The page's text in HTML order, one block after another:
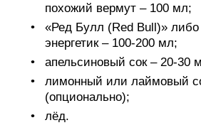
похожий вермут – 100 мл;
«Ред Булл (Red Bull)» либо
энергетик – 100-200 мл;
апельсиновый сок – 20-30
лимонный или лаймовый
(опционально);
лёд.